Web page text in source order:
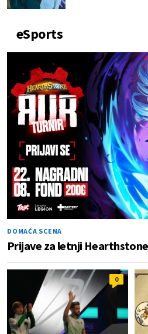
eSports
DOMAĆA SCENA
Prijave za letnji
0